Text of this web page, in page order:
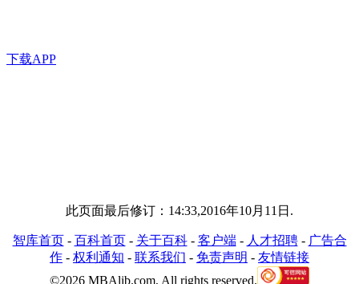
下载APP
此页面最后修订：14:33,2016年10月11日.
智库首页- 百科首页- 关于百科- 客户端- 人才招聘- 广告合
作 - 权利通知 - 联系我们 - 免责声明 - 友情链接
©2026 MBAlib.com, All rights reserved.